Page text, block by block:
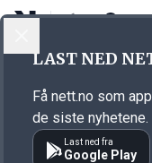
Annonsørinnhold
LAST NED
Få nett.no som
de siste nyhetene.
Last ned fra
Google Play